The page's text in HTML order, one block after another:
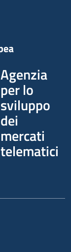
Agenzia
per lo
sviluppo
dei
mercati
telematici